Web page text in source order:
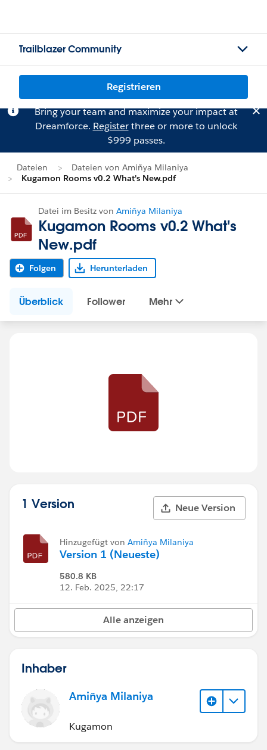
Trailblazer Community
Registrieren
Bring your team and maximize your impact at
Dreamforce. Registerthree or more to unlock
$999 passes.
Dateien
Dateien von Amiñya Milaniya
Kugamon Rooms v0.2 What's New.pdf
Datei im Besitz von Amiñya Milaniya
Kugamon Rooms v0.2 What's
New.pdf
Folgen Herunterladen
Überblick Follower Mehr
1 Version Neue Version
Hinzugefügt von Amiñya Milaniya
Version 1 (Neueste)
580.8 KB
12. Feb. 2025, 22:17
Alle anzeigen
Inhaber
Amiñya Milaniya
Kugamon